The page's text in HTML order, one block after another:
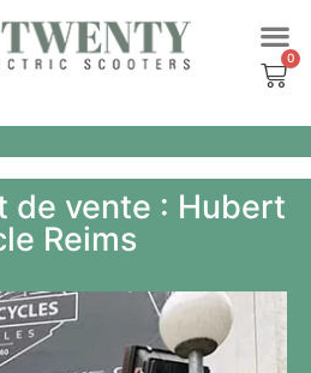
de vente : Hubert
Reims